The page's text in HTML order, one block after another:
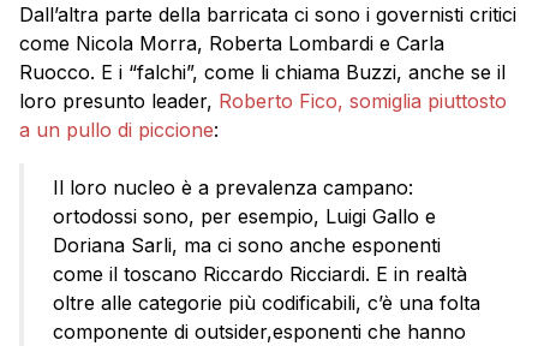
Dall’altra parte della barricata ci sono i governisti critici
come Nicola Morra, Roberta Lombardi e Carla
Ruocco. E i “falchi”, come li chiama Buzzi, anche se il
loro presunto leader, Roberto Fico, somiglia piuttosto
a un pullo di piccione:
Il loro nucleo è a prevalenza campano:
ortodossi sono, per esempio, Luigi Gallo e
Doriana Sarli, ma ci sono anche esponenti
come il toscano Riccardo Ricciardi. E in realtà
oltre alle categorie più codificabili, c’è una folta
componente di outsider,esponenti che hanno